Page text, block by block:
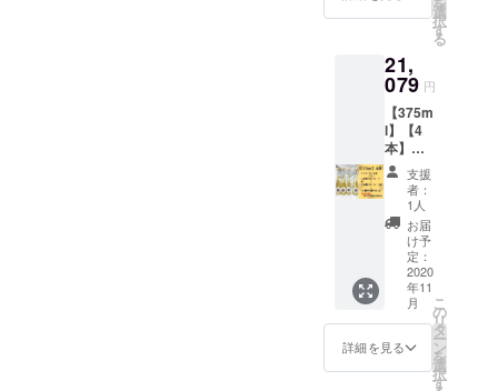
冷暗所
とで濃
厚な味
わいに
なりま
す。
わい：
インマ
スカッ
トのよ
うな
ジュー
シーな
香り、
白ワイ
ンのよ
うな透
き通る
味に、
ウイス
キーを
思わせ
な香
り。 保
～！*＊
〈金箔
Honey
mee〉
蜂蜜：
北海道
産菩提
樹 水：
天然水
酵母：
日本酒
の酵母
味わ
い：ラ
イチや
ンマス
カット
使用。
素材を
生か
し、日
本独自
の美味
しい蜂
蜜酒が
出来上
がりま
した。
〈Hone
mee〉
〈金箔
Honey
mee〉
菩提樹
Honey
20ml〉
と金箔
Honey
mee〈5
20ml〉
と米麹
Honey
mee〈5
20ml〉
の3本
セット
をお届
け致し
ます。*
＊。・
金箔
Honey
選
択
す
る
21,
079 円
【375m
l】【4
本】
【スタ
ンダー
ド＋金
箔＋米
麹＋お
好きな1
本】
【送料
込み】
【味比
べ】
【5％オ
フ】
支援
者：
1人
お届
け予
定：
2020
年11
月
詳細を見る
こ
の
リ
タ
ー
ン
を
選
択
す